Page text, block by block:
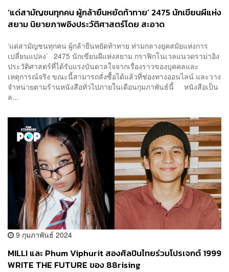
‘แด่สามัญชนทุกคน ผู้กล้ายืนหยัดท้าทาย’ 2475 นักเขียนผีแห่ง
สยาม นิยายภาพอิงประวัติศาสตร์โดย สะอาด
‘แด่สามัญชนทุกคน ผู้กล้ายืนหยัดท้าทาย ท่ามกลางยุคสมัยแห่งการ
เปลี่ยนแปลง’ 2475 นักเขียนผีแห่งสยาม กราฟิกโนเวลแนวดราม่าอิง
ประวัติศาสตร์ที่ได้รับแรงบันดาลใจจากเรื่องราวของบุคคลและ
เหตุการณ์จริง ขณะนี้สามารถสั่งซื้อได้แล้วที่ช่องทางออนไลน์ และวาง
จำหน่ายตามร้านหนังสือทั่วไปภายในเดือนกุมภาพันธ์นี้ หนังสือเป็น
ล...
9 กุมภาพันธ์ 2024
MILLI และ Phum Viphurit สองศิลปินไทยร่วมโปรเจกต์ 1999
WRITE THE FUTURE ของ 88rising